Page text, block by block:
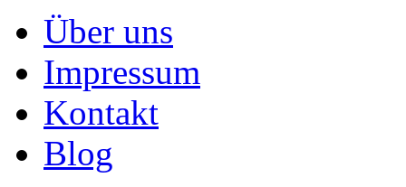
Über uns
Impressum
Kontakt
Blog